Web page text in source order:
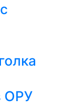
ОРУ